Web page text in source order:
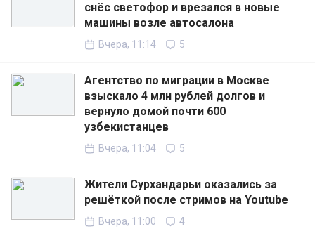
снёс светофор и врезался в новые
машины возле автосалона
Вчера, 11:14 5
Агентство по миграции в Москве
взыскало 4 млн рублей долгов и
вернуло домой почти 600
узбекистанцев
Вчера, 11:04 5
Жители Сурхандарьи оказались за
решёткой после стримов на Youtube
Вчера, 11:00 4